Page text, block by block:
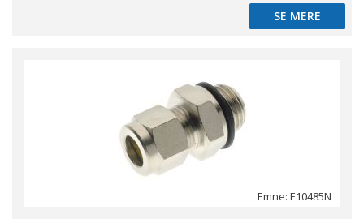
SE MERE
SE MERE
Emne: E10485N